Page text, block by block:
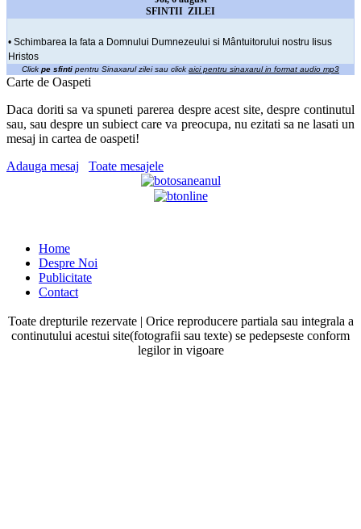
SFINTII ZILEI
• Schimbarea la fata a Domnului Dumnezeului si Mântuitorului nostru Iisus
Hristos
Click pe sfinti pentru Sinaxarul zilei sau click aici pentru sinaxarul in format audio mp3
Carte de Oaspeti
Daca doriti sa va spuneti parerea despre acest site, despre continutul
sau, sau despre un subiect care va preocupa, nu ezitati sa ne lasati un
mesaj in cartea de oaspeti!
Adauga mesaj
Toate mesajele
Home
Despre Noi
Publicitate
Contact
Toate drepturile rezervate | Orice reproducere partiala sau integrala a
continutului acestui site(fotografii sau texte) se pedepseste conform
legilor in vigoare